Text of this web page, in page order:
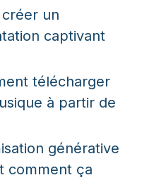
un
captivant
télécharger
à partir de
générative
comment ça